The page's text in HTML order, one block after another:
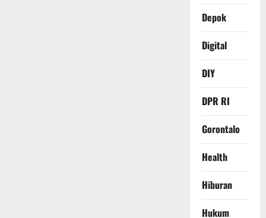
Depok
Digital
DIY
DPR RI
Gorontalo
Health
Hiburan
Hukum